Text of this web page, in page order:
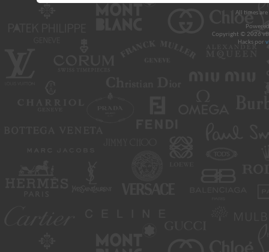
All times
Copyright © 2026
Hacks por